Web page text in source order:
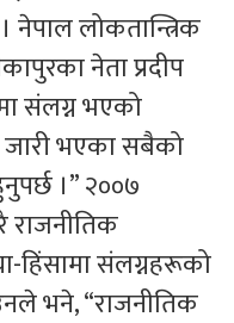
लोकतान्त्रिक
नेता प्रदीप
संलग्न भएको
जारी भएका सबैको
।” २००७
हिंसामा संलग्नहरूको
भने, “राजनीतिक